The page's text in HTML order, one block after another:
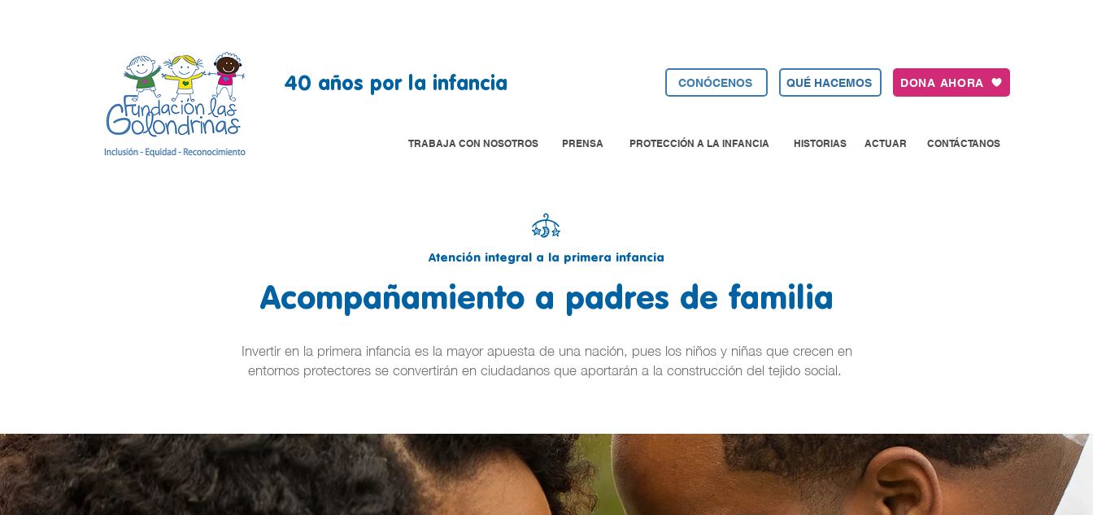
TRABAJA CON NOSOTROS PRENSA PROTECCIÓN A LA INFANCIA HISTORIAS ACTUAR CONTÁCTANOS
40 años por la infancia CONÓCENOS QUÉ HACEMOS DONA AHORA
Atención integral a la primera infancia
Acompañamiento a padres de familia
Invertir en la primera infancia es la mayor apuesta de una nación, pues los niños y niñas que crecen en
entornos protectores se convertirán en ciudadanos que aportarán a la construcción del tejido social.